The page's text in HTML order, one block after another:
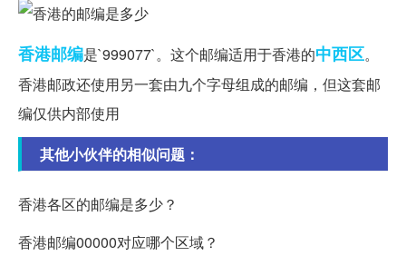
香港邮编是`999077`。这个邮编适用于香港的中西区。
香港邮政还使用另一套由九个字母组成的邮编，但这套邮
编仅供内部使用
其他小伙伴的相似问题：
香港各区的邮编是多少？
香港邮编00000对应哪个区域？